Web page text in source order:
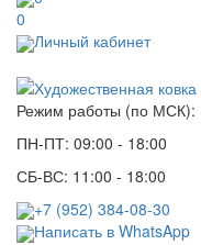
0
Личный кабинет
Режим работы (по МСК):
ПН-ПТ: 09:00 - 18:00
СБ-ВС: 11:00 - 18:00
+7 (952) 384-08-30
Написать в WhatsApp